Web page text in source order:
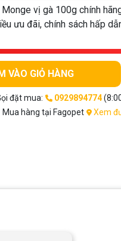
vị gà 100g chính
ưu đãi, chính sách hấp
VÀO GIỎ HÀNG
đặt mua: 0929894774
Mua hàng tại Fagopet
Xem